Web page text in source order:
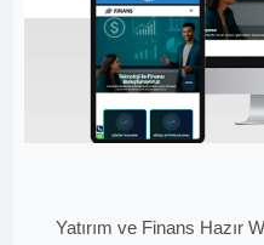
Yatırım ve Finans Hazır